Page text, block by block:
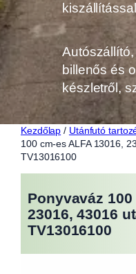
billenős és
készletről,
Kezdőlap / Utánfutó
100 cm-es ALFA 13016,
TV13016100
Ponyvaváz
23016, 43016
TV13016100